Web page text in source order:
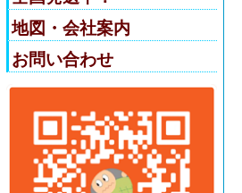
地図・会社案内
お問い合わせ